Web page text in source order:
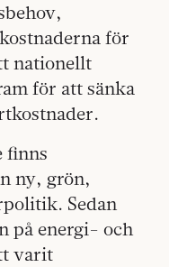
för
nationellt
för att sänka
finns
ny, grön,
Sedan
på energi- och
varit